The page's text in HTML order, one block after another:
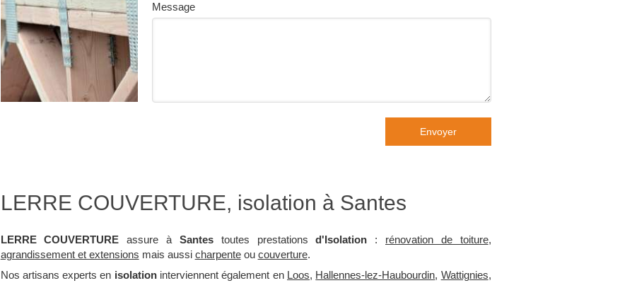
Message
Envoyer
LERRE COUVERTURE, isolation à Santes
LERRE COUVERTURE assure à Santestoutes prestations d'Isolation : rénovation de toiture,
agrandissement et extensions mais aussi charpenteou couverture.
Nos artisans experts en isolationinterviennent également en Loos, Hallennes-lez-Haubourdin, Wattignies,